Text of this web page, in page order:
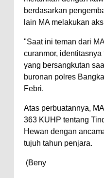
berdasarkan
lain MA melakukan
"Saat ini teman dari
curanmor,
yang bersangkutan
buronan polres
Febri.
Atas perbuatannya,
363 KUHP tentang
Hewan dengan
tujuh tahun penjara.
(Beny